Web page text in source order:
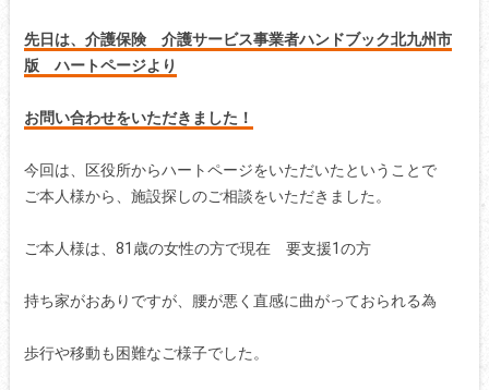
先日は、介護保険 介護サービス事業者ハンドブック北九州市
版 ハートページより
お問い合わせをいただきました！
今回は、区役所からハートページをいただいたということで
ご本人様から、施設探しのご相談をいただきました。
ご本人様は、81歳の女性の方で現在 要支援1の方
持ち家がおありですが、腰が悪く直感に曲がっておられる為
歩行や移動も困難なご様子でした。